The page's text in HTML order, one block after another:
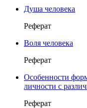
Душа человека
Реферат
Воля человека
Реферат
Особенности
личности с
Реферат